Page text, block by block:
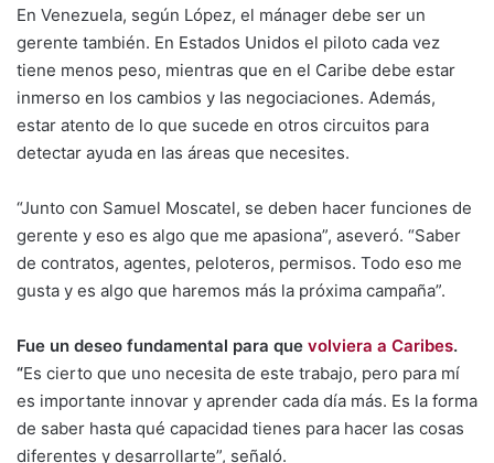
En Venezuela, según López, el mánager debe ser un
gerente también. En Estados Unidos el piloto cada vez
tiene menos peso, mientras que en el Caribe debe estar
inmerso en los cambios y las negociaciones. Además,
estar atento de lo que sucede en otros circuitos para
detectar ayuda en las áreas que necesites.
“Junto con Samuel Moscatel, se deben hacer funciones de
gerente y eso es algo que me apasiona”, aseveró. “Saber
de contratos, agentes, peloteros, permisos. Todo eso me
gusta y es algo que haremos más la próxima campaña”.
Fue un deseo fundamental para que volviera a Caribes.
“Es cierto que uno necesita de este trabajo, pero para mí
es importante innovar y aprender cada día más. Es la forma
de saber hasta qué capacidad tienes para hacer las cosas
diferentes y desarrollarte”, señaló.